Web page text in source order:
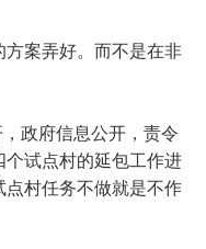
案弄好。而不是在非
政府信息公开，责令
试点村的延包工作进
点村任务不做就是不作